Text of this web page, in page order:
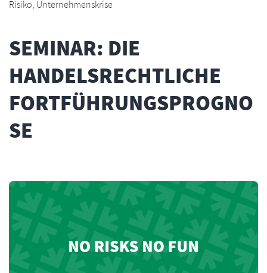
Risiko, Unternehmenskrise
SEMINAR: DIE
HANDELSRECHTLICHE
FORTFÜHRUNGSPROGNO
SE